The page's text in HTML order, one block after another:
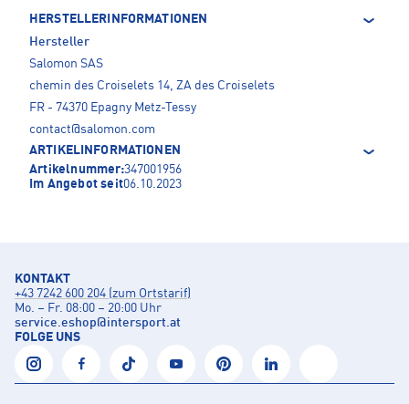
HERSTELLERINFORMATIONEN
Hersteller
Salomon SAS
chemin des Croiselets 14, ZA des Croiselets
FR - 74370 Epagny Metz-Tessy
contact@salomon.com
ARTIKELINFORMATIONEN
Artikelnummer:347001956
Im Angebot seit06.10.2023
KONTAKT
+43 7242 600 204 (zum Ortstarif)
Mo. – Fr. 08:00 – 20:00 Uhr
service.eshop@intersport.at
FOLGE UNS